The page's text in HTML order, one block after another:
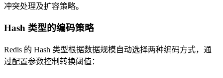
冲突处理及扩容策略。
Hash 类型的编码策略
Redis 的 Hash 类型根据数据规模自动选择两种编码方式，通
过配置参数控制转换阈值：